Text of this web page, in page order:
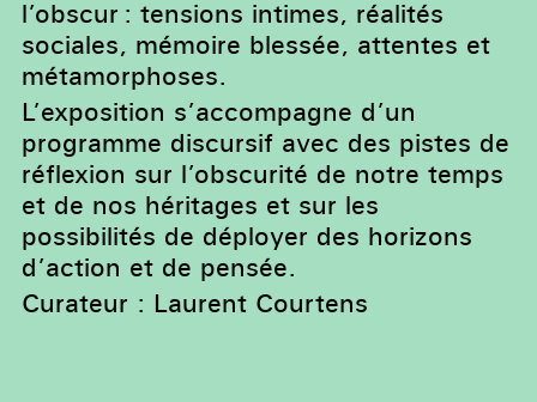
l’obscur : tensions intimes, réalités
sociales, mémoire blessée, attentes et
métamorphoses.
L’exposition s’accompagne d’un
programme discursif avec des pistes de
réflexion sur l’obscurité de notre temps
et de nos héritages et sur les
possibilités de déployer des horizons
d’action et de pensée.
Curateur : Laurent Courtens